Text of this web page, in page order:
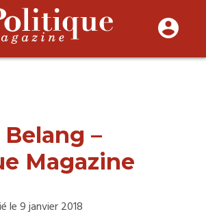
–
Magazine
le 9 janvier 2018